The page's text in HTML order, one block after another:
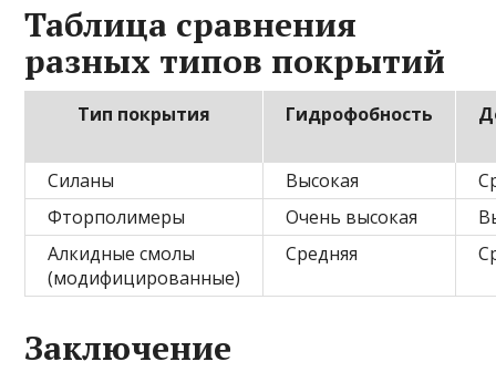
Таблица сравнения
разных типов покрытий
Тип покрытия Гидрофобность
Силаны Высокая
Фторполимеры
Очень высокая
Алкидные смолы
(модифицированные)
Средняя
Заключение